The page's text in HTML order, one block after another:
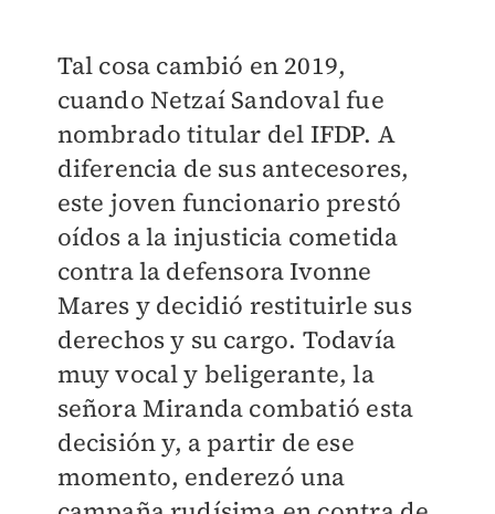
Tal cosa cambió en 2019,
cuando Netzaí Sandoval fue
nombrado titular del IFDP. A
diferencia de sus antecesores,
este joven funcionario prestó
oídos a la injusticia cometida
contra la defensora Ivonne
Mares y decidió restituirle sus
derechos y su cargo. Todavía
muy vocal y beligerante, la
señora Miranda combatió esta
decisión y, a partir de ese
momento, enderezó una